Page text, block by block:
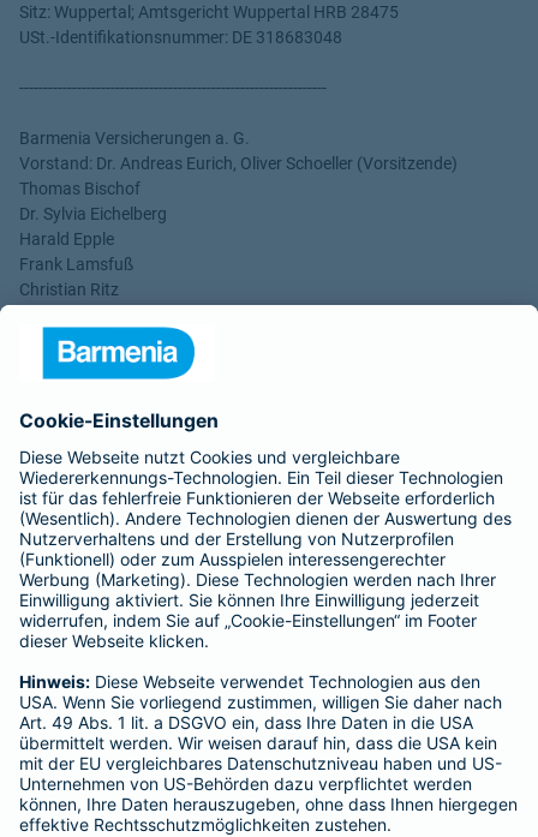
Sitz: Wuppertal; Amtsgericht Wuppertal HRB 28475
USt.-Identifikationsnummer: DE 318683048
----------------------------------------------------------------
Barmenia Versicherungen a. G.
Vorstand: Dr. Andreas Eurich, Oliver Schoeller (Vorsitzende)
Thomas Bischof
Dr. Sylvia Eichelberg
Harald Epple
Frank Lamsfuß
Christian Ritz
Aufsichtsrats-Vorsitzender: Dr. h. c. Josef Beutelmann
Gegenseitigkeit
USt.-Identifikationsnummer: DE 121102508
----------------------------------------------------------------
Gothaer Lebensversicherung AG
Vorstand: Alina vom Bruck (Vorsitzende)
Thomas Bischof
Dr. Sylvia Eichelberg
Dr. Andreas Eurich
Frank Lamsfuß
Christian Ritz
Oliver Schoeller
Aufsichtsrats-Vorsitzender: Prof. Dr. Werner Görg